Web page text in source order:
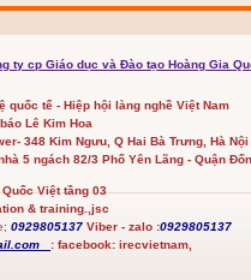
ty cp Giáo dục và Đào tạo Hoàng Gia
quốc tế - Hiệp hội làng nghề Việt Nam
Lê Kim Hoa
348 Kim Ngưu, Q Hai Bà Trưng, Hà Nội
5 ngách 82/3 Phố Yên Lãng - Quận
Quốc Việt tầng 03
& training.,jsc
0929805137 Viber - zalo :0929805137
:facebook: irecvietnam,